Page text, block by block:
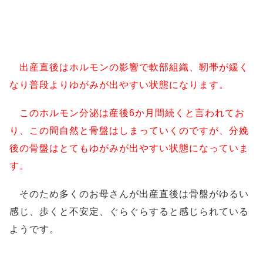
出産直後はホルモンの影響で軟部組織、靭帯が緩く
なり普段よりゆがみが出やすい状態になります。
このホルモン分泌は産後6か月間続くと言われてお
り、この間自然と骨盤はしまっていくのですが、分娩
後の骨盤はとてもゆがみが出やすい状態になっていま
す。
そのため多くのお母さんが出産直後は骨盤がゆるい
感じ、歩くと不安定、ぐらぐらする と感じられている
ようです。